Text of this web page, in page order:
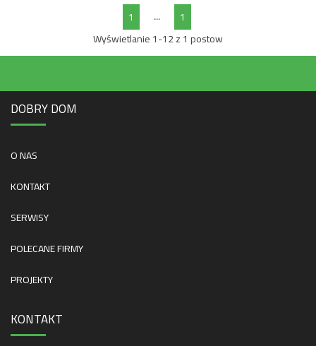
1 ...
1
Wyświetlanie 1-12 z 1 postow
DOBRY DOM
O NAS
KONTAKT
SERWISY
POLECANE FIRMY
PROJEKTY
KONTAKT